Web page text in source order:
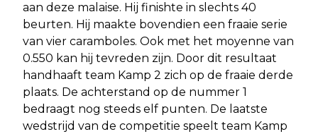
aan deze malaise. Hij finishte in slechts 40
beurten. Hij maakte bovendien een fraaie serie
van vier caramboles. Ook met het moyenne van
0.550 kan hij tevreden zijn. Door dit resultaat
handhaaft team Kamp 2 zich op de fraaie derde
plaats. De achterstand op de nummer 1
bedraagt nog steeds elf punten. De laatste
wedstrijd van de competitie speelt team Kamp